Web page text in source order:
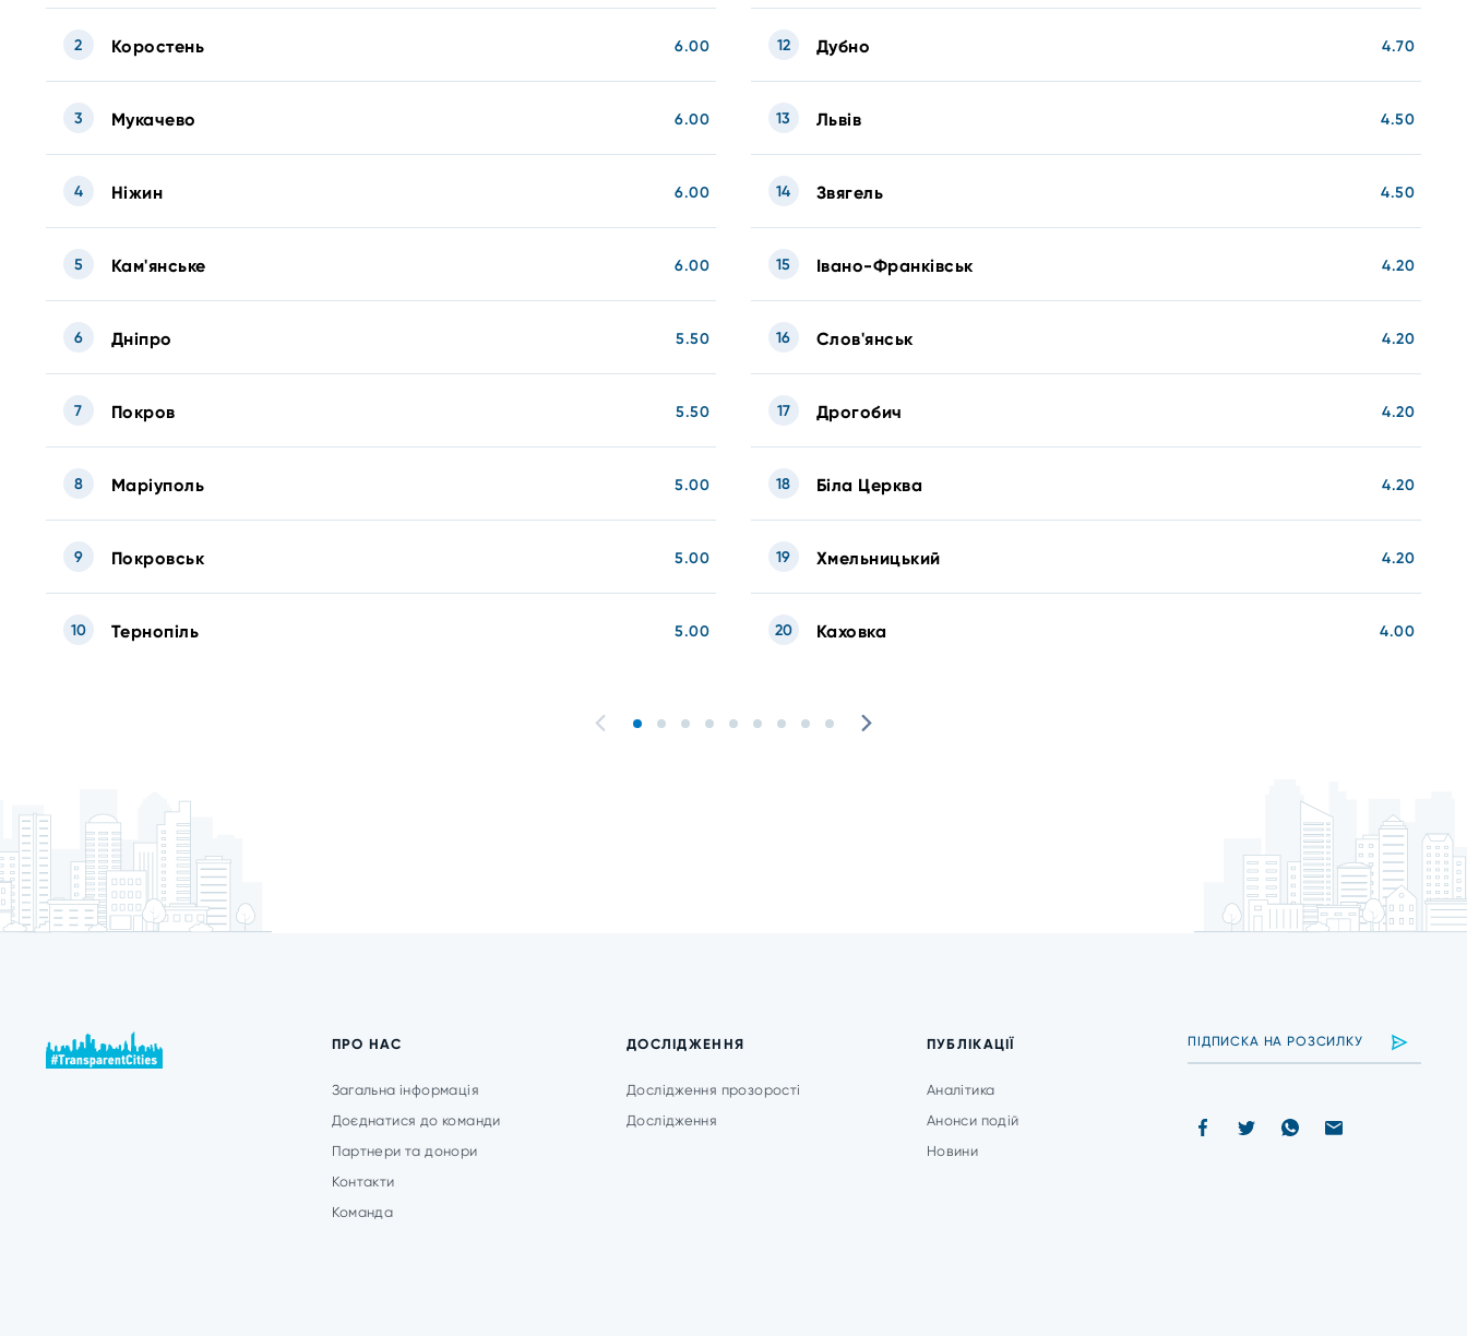
Коростень 6.00
2
Мукачево 6.00
3
Ніжин 6.00
4
Кам'янське 6.00
5
Дніпро 5.50
6
Покров 5.50
7
Маріуполь 5.00
8
Покровськ 5.00
9
Тернопіль 5.00
10
Дубно 4.70
12
Львів 4.50
13
Звягель 4.50
14
Івано-Франківськ 4.20
15
Слов'янськ 4.20
16
Дрогобич 4.20
17
Біла Церква 4.20
18
Хмельницький 4.20
19
Каховка 4.00
20
ПРО НАС
Загальна інформація
Доєднатися до команди
Партнери та донори
Контакти
Команда
ДОСЛІДЖЕННЯ
Дослідження прозорості
Дослідження
ПУБЛІКАЦІЇ
Аналітика
Анонси подій
Новини